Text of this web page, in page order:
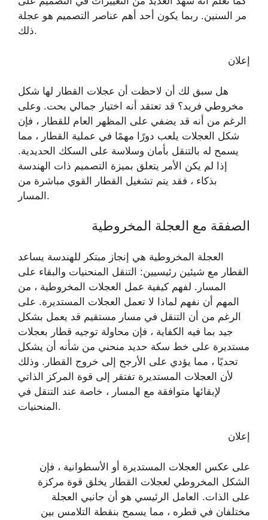
مر السنين. ربما يكون أحد أهم عناصر التصميم هو عجلة
ذلك.
إعلان
هل سبق لك أن لاحظت أن عجلات القطار لها شكل
مخروطي فريد؟ قد تعتقد أنه اختيار جمالي بحت. وعلى
الرغم من أنه قد يضفي على المظهر العام للقطار ، فإن
شكل العجلات يلعب دورًا مهمًا في عملية القطار ، مما
يسمح له بالتنقل بأمان وسلاسة على السكك الحديدية.
إذا لم يكن الأمر يتعلق بميزة التصميم ذات الهندسة
بذكاء ، فقد يتم تشغيل القطار القوي مباشرة من
المسار.
الصفقة مع العجلة المخروطية
العجلة المخروطية هي إنجاز مبتكر للهندسة يساعد
القطار مع شيئين رئيسيين: التنقل المنحنيات والبقاء على
المسار. لفهم كيفية عمل العجلات المخروطية ، من
المهم أن نفهم لماذا لا تعمل العجلات المستديرة. على
الرغم من أن التنقل في مسار مستقيم قد يعمل بشكل
جيد بما فيه الكفاية ، فإن محاولة توجيه قطار بعجلات
مستديرة على خط سكة حديد منحني من شأنه أن يشكل
تحديًا ، مما يؤدي على الأرجح إلى خروج القطار. وذلك
لأن العجلات المستديرة تفتقر إلى قوة المركز الذاتي
لإبقائها متوافقة مع المسار ، خاصة عند التنقل في
المنحنيات.
إعلان
على عكس العجلات المستديرة أو الأسطوانية ، فإن
الشكل المخروطي لعجلات القطار يخلق قوة مركزة
على الذات. العامل الرئيسي هو أن جانبي العجلة
مختلفان في قطره ، مما يسمح بنقطة التلامس بين